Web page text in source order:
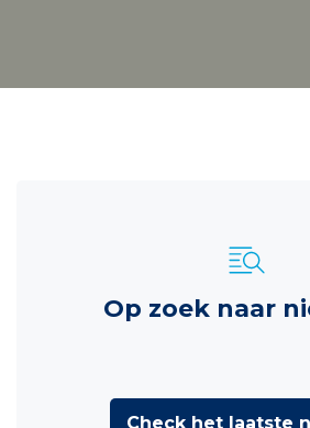
Op zoek naar
Check het laatste